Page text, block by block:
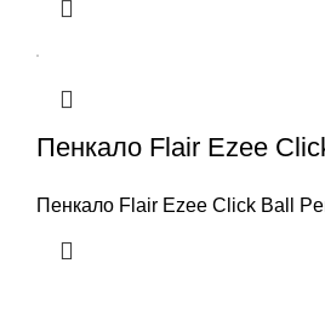
Пенкало Flair Ezee
Пенкало Flair Ezee Click Ball